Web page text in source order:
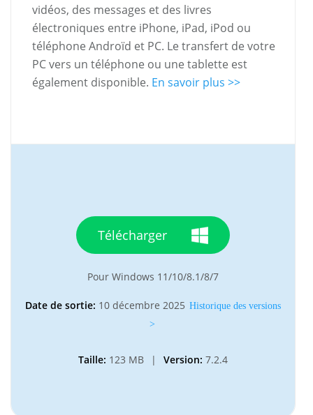
vidéos, des messages et des livres
électroniques entre iPhone, iPad, iPod ou
téléphone Androïd et PC. Le transfert de votre
PC vers un téléphone ou une tablette est
également disponible. En savoir plus >>
Télécharger
Pour Windows 11/10/8.1/8/7
Date de sortie: 10 décembre 2025 Historique des versions
>
Taille: 123 MB | Version: 7.2.4